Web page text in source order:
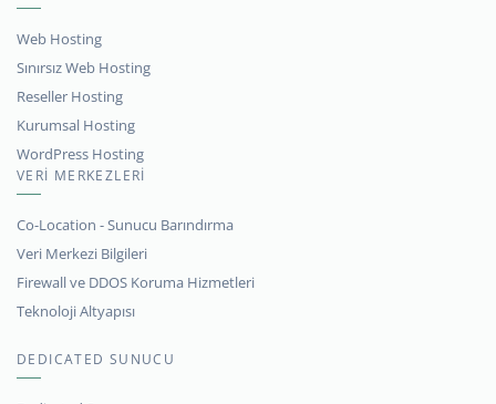
Web Hosting
Sınırsız Web Hosting
Reseller Hosting
Kurumsal Hosting
WordPress Hosting
VERİ MERKEZLERİ
Co-Location - Sunucu Barındırma
Veri Merkezi Bilgileri
Firewall ve DDOS Koruma Hizmetleri
Teknoloji Altyapısı
DEDICATED SUNUCU